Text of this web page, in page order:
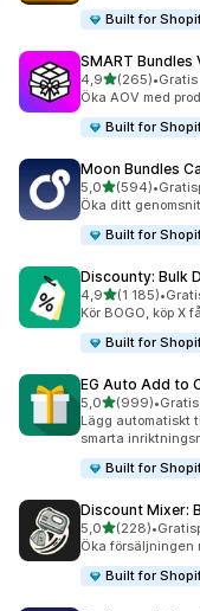
Built for
SMART Bundles
4,9av 5 stjärnor
(265)
265 recensioner
•Gratis
Öka AOV med
Built for
Moon Bundles
5,0av 5 stjärnor
(594)
594 recensioner
•
Öka ditt
Built for
Discounty: Bulk
4,9av 5 stjärnor
(1 185)
1185 recensioner
•
Kör BOGO, köp X
Built for
EG Auto Add to
5,0av 5 stjärnor
(999)
999 recensioner
•
Lägg automatiskt
smarta
Built for
Discount Mixer:
5,0av 5 stjärnor
(228)
228 recensioner
•
Öka försäljningen
Built for